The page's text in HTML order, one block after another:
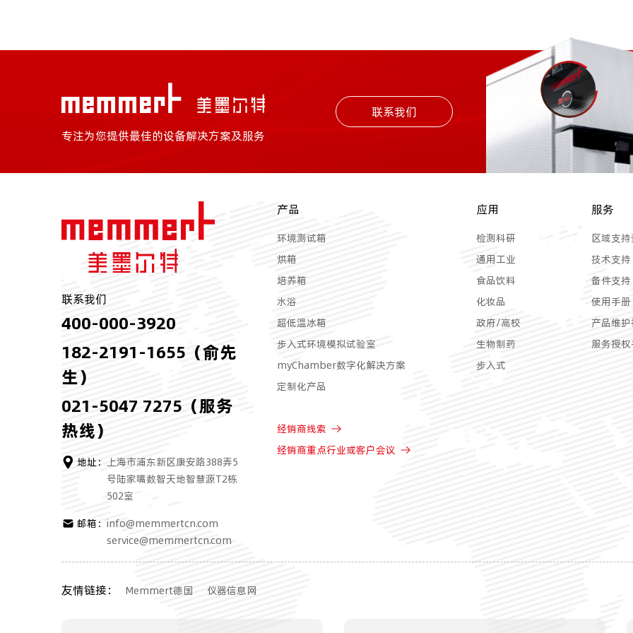
专注为您提供最佳的设备解决方案及服务
联系我们
联系我们
400-000-3920
182-2191-1655（俞先
生）
021-5047 7275（服务
热线）
地址：
上海市浦东新区康安路388弄5
号陆家嘴数智天地智慧源T2栋
502室
邮箱： info@memmertcn.com
service@memmertcn.com
产品
环境测试箱
烘箱
培养箱
水浴
超低温冰箱
步入式环境模拟试验室
myChamber数字化解决方案
定制化产品
应用
检测科研
通用工业
食品饮料
化妆品
政府/高校
生物制药
步入式
服务
区域支
技术支持
备件支持
使用手册
产品维
服务授
经销商线索
经销商重点行业或客户会议
友情链接： Memmert德国 仪器信息网